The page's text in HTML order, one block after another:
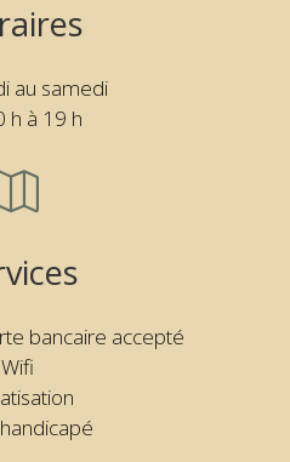
au samedi
h à 19 h

bancaire accepté
Wifi